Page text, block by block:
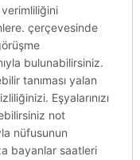
çerçevesinde
bulunabilirsiniz.
tanıması yalan
Eşyalarınızı
not
nüfusunun
bayanlar saatleri